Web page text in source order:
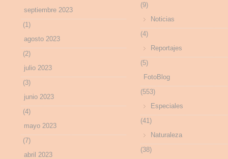
septiembre 2023
(1)
agosto 2023
(2)
julio 2023
(3)
junio 2023
(4)
mayo 2023
(7)
abril 2023
(9)
Noticias
(4)
Reportajes
(5)
FotoBlog
(553)
Especiales
(41)
Naturaleza
(38)